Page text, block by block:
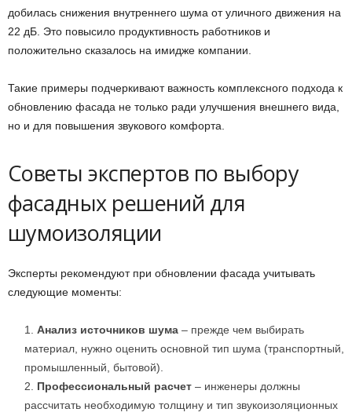
добилась снижения внутреннего шума от уличного движения на
22 дБ. Это повысило продуктивность работников и
положительно сказалось на имидже компании.
Такие примеры подчеркивают важность комплексного подхода к
обновлению фасада не только ради улучшения внешнего вида,
но и для повышения звукового комфорта.
Советы экспертов по выбору
фасадных решений для
шумоизоляции
Эксперты рекомендуют при обновлении фасада учитывать
следующие моменты:
Анализ источников шума – прежде чем выбирать
материал, нужно оценить основной тип шума (транспортный,
промышленный, бытовой).
Профессиональный расчет – инженеры должны
рассчитать необходимую толщину и тип звукоизоляционных